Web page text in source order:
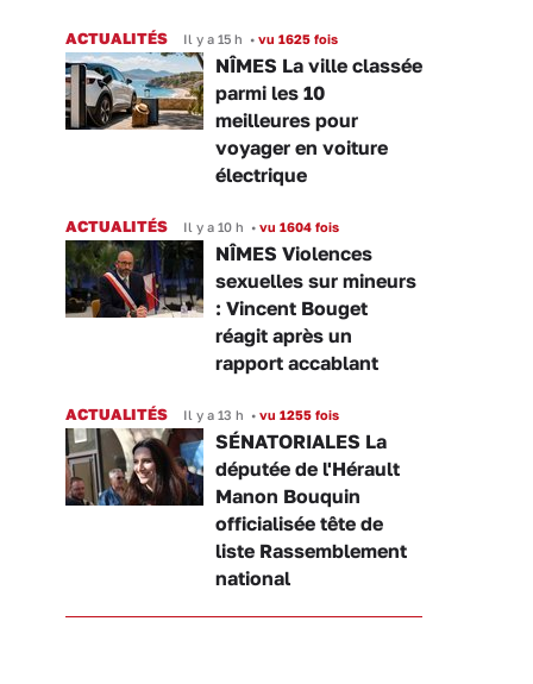
ACTUALITÉS Il y a 15 h • vu 1625 fois
NÎMES La ville classée
parmi les 10
meilleures pour
voyager en voiture
électrique
ACTUALITÉS Il y a 10 h • vu 1604 fois
NÎMES Violences
sexuelles sur mineurs
: Vincent Bouget
réagit après un
rapport accablant
ACTUALITÉS Il y a 13 h • vu 1255 fois
SÉNATORIALES La
députée de l'Hérault
Manon Bouquin
officialisée tête de
liste Rassemblement
national